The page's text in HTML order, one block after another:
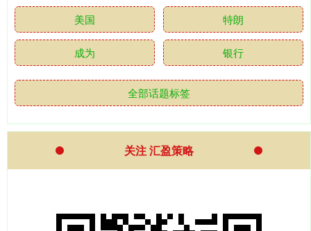
美国 特朗
成为 银行
全部话题标签
关注 汇盈策略